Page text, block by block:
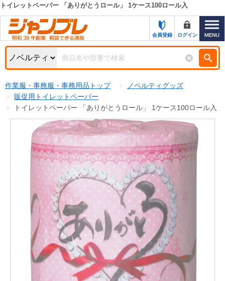
カテゴリー一覧
お知らせ
特集・キャンペーン一覧
初めての方へ
お問い合わせ
サポート＆ヘルプ
FAX注文用紙の印刷
ジャンブレの特長
新規登録キャンペーン
名入れ刺繍
メーカーカタログ一覧
キーワード検索
検索条件
商品カテゴリから選ぶ
商品ステータスで絞る
キャンペーン
おすすめ
売れ筋
オリジナル
処分品
販売終了
販売価格(税抜き)で絞る
円から
トイレットペーパー 「ありがとうロール」 1ケース100ロール入
会員登録 ログイン
作業服・事務服・事務用品トップ
ノベルティグッズ
販促用トイレットペーパー
トイレットペーパー 「ありがとうロール」 1ケース100ロール入